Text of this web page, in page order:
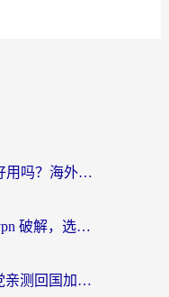
ChickCN和Unblock Youku好用吗？海外党亲测3款回国加速器，附iOS免费选择指南
海外党避坑指南：告别pc vpn 破解，选对回国加速器轻松访问国内资源
穿梭和海龟哪个好？海外党亲测回国加速器，附电脑免费VPN推荐